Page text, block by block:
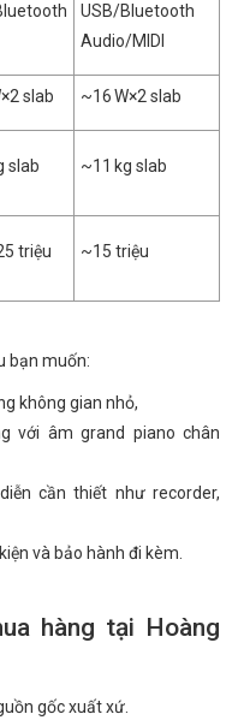
USB/Bluetooth
Audio/MIDI
slab ~16 W×2 slab
slab ~11 kg slab
triệu ~15 triệu
bạn muốn:
không gian nhỏ,
với âm grand piano chân
cần thiết như recorder,
và bảo hành đi kèm.
hàng tại Hoàng
gốc xuất xứ.